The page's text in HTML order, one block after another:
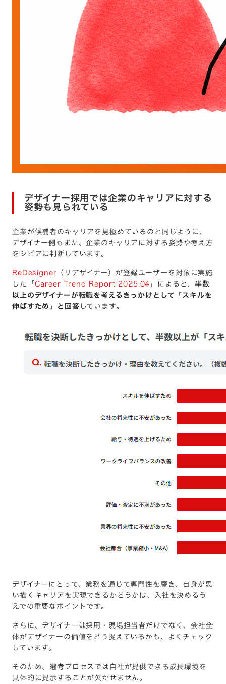
デザイナー採用では企業のキャリアに対する
姿勢も見られている
企業が候補者のキャリアを見極めているのと同じように、
デザイナー側もまた、企業のキャリアに対する姿勢や考え方
をシビアに判断しています。
ReDesigner （リデザイナー）が登録ユーザーを対象に実施
した「Career Trend Report 2025.04」によると、半数
以上のデザイナーが転職を考えるきっかけとして「スキルを
伸ばすため」と回答しています。
デザイナーにとって、業務を通じて専門性を磨き、自身が思
い描くキャリアを実現できるかどうかは、入社を決めるう
えでの重要なポイントです。
さらに、デザイナーは採用・現場担当者だけでなく、会社全
体がデザイナーの価値をどう捉えているかも、よくチェック
しています。
そのため、選考プロセスでは自社が提供できる成長環境を
具体的に提示することが欠かせません。